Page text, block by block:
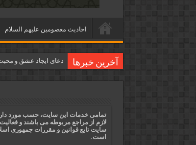
احاديث معصومين عليهم السلام
آخرین خبرها دعای ایجاد عشق و
قویترین ذکر
دعای افزایش رزق و
تمامی خدمات این سایت، حسب مورد
لازم از مراجع مربوطه می باشند و
سایت تابع قوانین و مقررات جمهوری
است.